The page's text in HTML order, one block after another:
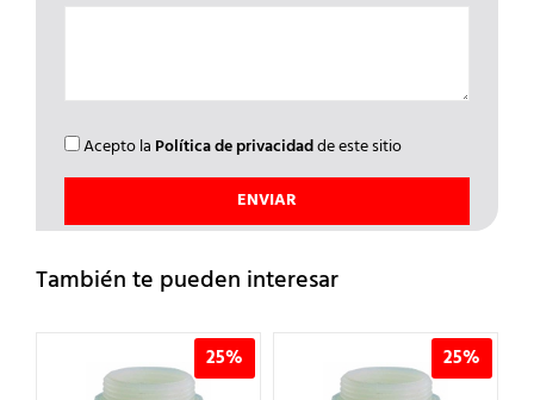
Acepto la Política de privacidadde este sitio
También te pueden interesar
25% 25%